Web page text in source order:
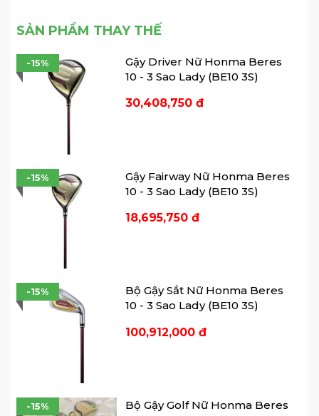
cho mọi cú swing.
1. Thiết Kế: Sự Giao Thoa Giữa Nghệ
Thuật Và Kỹ Thuật
Không nằm ngoài ngôn ngữ thiết kế
chung của cả bộ gậy,Honma Beres 10
Đế gậy (Sole): Được chạm khắc tinh xảo,
SẢN PHẨM THAY THẾ
Gậy Driver Nữ Honma Beres
10 - 3 Sao Lady (BE10 3S)
30,408,750 đ
-15%
Gậy Fairway Nữ Honma Beres
10 - 3 Sao Lady (BE10 3S)
18,695,750 đ
-15%
Bộ Gậy Sắt Nữ Honma Beres
10 - 3 Sao Lady (BE10 3S)
100,912,000 đ
-15%
Bộ Gậy Golf Nữ Honma Beres
-15%